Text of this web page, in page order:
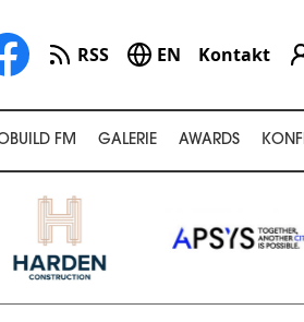
RSS EN Kontakt
FM GALERIE AWARDS